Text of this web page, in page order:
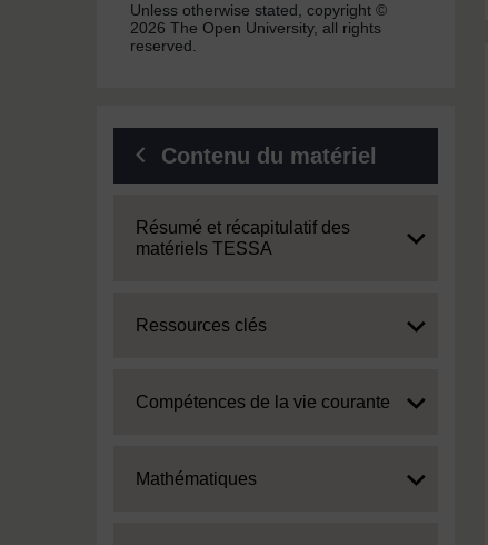
Unless otherwise stated, copyright ©
2026 The Open University, all rights
reserved.
Contenu du matériel
Expand
Résumé et récapitulatif des
matériels TESSA
Expand
Ressources clés
Expand
Compétences de la vie courante
Expand
Mathématiques